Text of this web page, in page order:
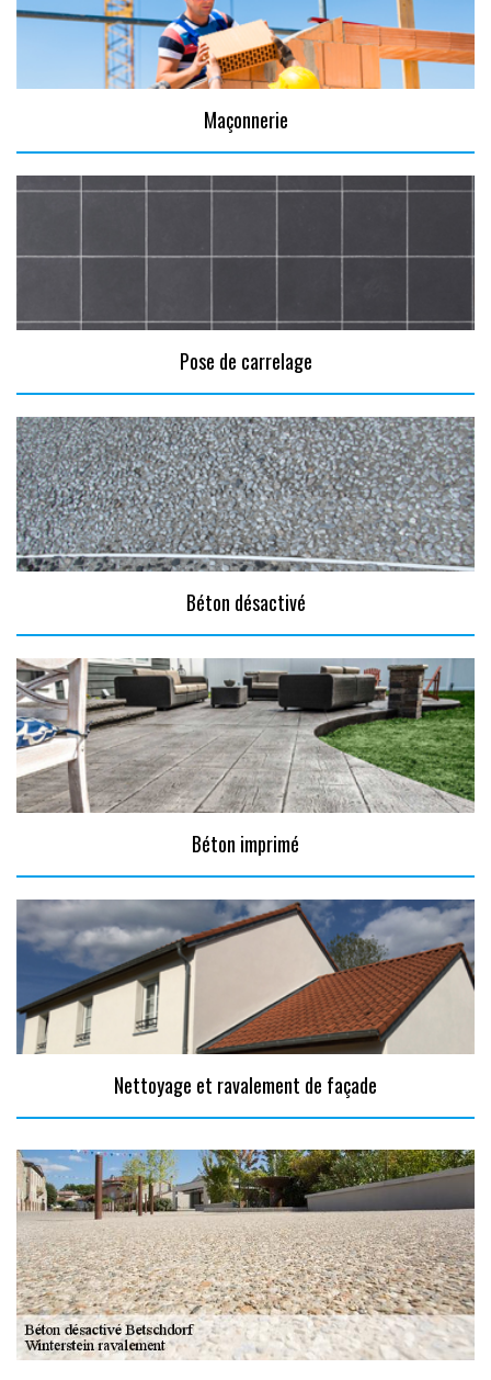
Maçonnerie
Pose de carrelage
Béton désactivé
Béton imprimé
Nettoyage et ravalement de façade